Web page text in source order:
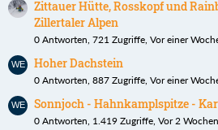
Zittauer Hütte, Rosskopf und
Zillertaler Alpen
0 Antworten, 721 Zugriffe, Vor einer
Hoher Dachstein
0 Antworten, 887 Zugriffe, Vor einer
Sonnjoch - Hahnkamplspitze -
0 Antworten, 1.419 Zugriffe, Vor 2 Wochen